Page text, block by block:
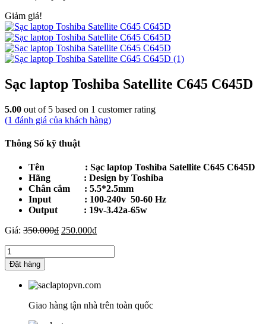
Giảm giá!
Sạc laptop Toshiba Satellite C645 C645D
5.00 out of 5 based on 1 customer rating
(1 đánh giá của khách hàng)
Thông Số kỹ thuật
Tên : Sạc laptop Toshiba Satellite C645 C645D
Hãng : Design by Toshiba
Chân cắm : 5.5*2.5mm
Input : 100-240v 50-60 Hz
Output : 19v-3.42a-65w
Giá: 350.000₫ Giá
250.000₫Giá
Sạc
laptop
Toshiba
Satellite
C645D
Đặt hàng
Giao hàng tận nhà trên toàn quốc